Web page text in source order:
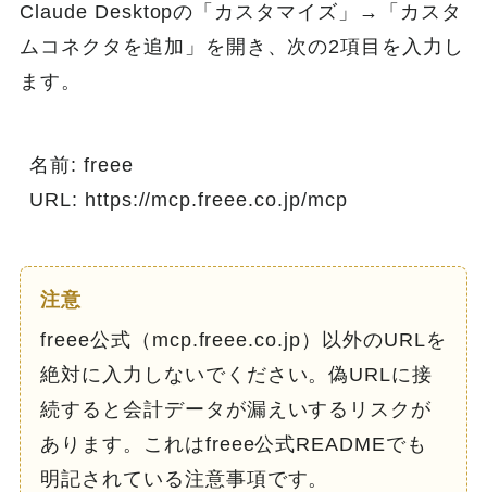
Claude Desktopの「カスタマイズ」→「カスタ
ムコネクタを追加」を開き、次の2項目を入力し
ます。
名前: freee
URL: https://mcp.freee.co.jp/mcp
注意
freee公式（mcp.freee.co.jp）以外のURLを
絶対に入力しないでください。偽URLに接
続すると会計データが漏えいするリスクが
あります。これはfreee公式READMEでも
明記されている注意事項です。